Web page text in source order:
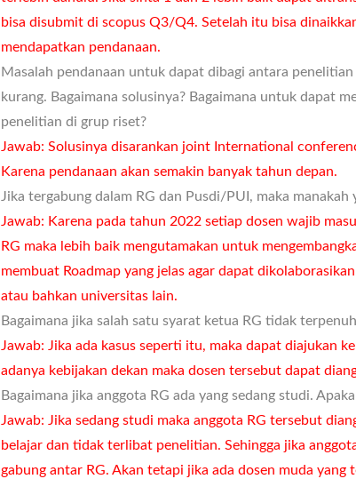
bisa disubmit di scopus Q3/Q4. Setelah itu bisa
mendapatkan pendanaan.
Masalah pendanaan untuk dapat dibagi antara
kurang. Bagaimana solusinya? Bagaimana untuk dapat
penelitian di grup riset?
Jawab: Solusinya disarankan joint International
Karena pendanaan akan semakin banyak tahun depan.
Jika tergabung dalam RG dan Pusdi/PUI, maka manakah
Jawab: Karena pada tahun 2022 setiap dosen wajib
RG maka lebih baik mengutamakan untuk
membuat Roadmap yang jelas agar dapat
atau bahkan universitas lain.
Bagaimana jika salah satu syarat ketua RG tidak
Jawab: Jika ada kasus seperti itu, maka dapat diajukan
adanya kebijakan dekan maka dosen tersebut dapat
Bagaimana jika anggota RG ada yang sedang studi.
Jawab: Jika sedang studi maka anggota RG tersebut
belajar dan tidak terlibat penelitian. Sehingga jika
gabung antar RG. Akan tetapi jika ada dosen muda yang